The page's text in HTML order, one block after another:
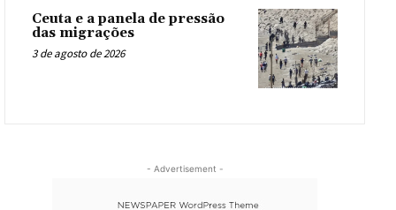
Ceuta e a panela de pressão
das migrações
3 de agosto de 2026
- Advertisement -